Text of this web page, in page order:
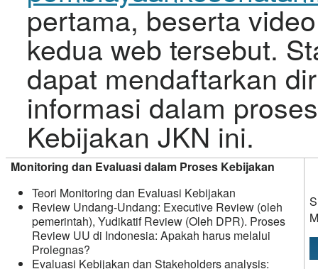
pertama, beserta
kedua web tersebut.
dapat mendaftarkan
informasi dalam
Kebijakan JKN ini.
Monitoring dan Evaluasi dalam Proses Kebijakan
Teori Monitoring dan Evaluasi Kebijakan
Review Undang-Undang: Executive Review (oleh
pemerintah), Yudikatif Review (Oleh DPR). Proses
Review UU di Indonesia: Apakah harus melalui
Prolegnas?
Evaluasi Kebijakan dan Stakeholders analysis: